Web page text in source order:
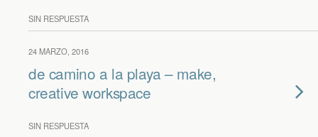
SIN RESPUESTA
24 MARZO, 2016
de camino a la playa – make,
creative workspace
SIN RESPUESTA